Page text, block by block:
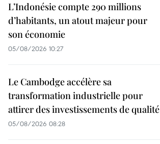
L’Indonésie compte 290 millions
d’habitants, un atout majeur pour
son économie
05/08/2026 10:27
Le Cambodge accélère sa
transformation industrielle pour
attirer des investissements de qualité
05/08/2026 08:28